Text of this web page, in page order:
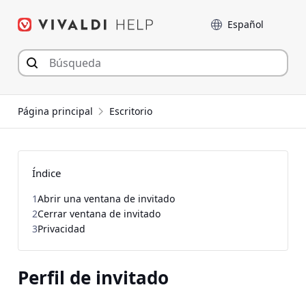
Language
Página principal Escritorio
Perfil de invitado
Índice
1Abrir una ventana de invitado
2Cerrar ventana de invitado
3Privacidad